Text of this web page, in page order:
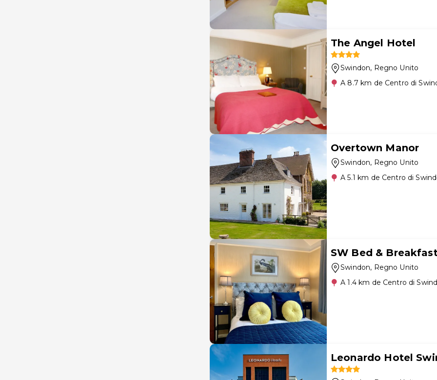
The Angel Hotel
Swindon, Regno Unito
A 8.7 km de Centro di
Overtown Manor
Swindon, Regno Unito
A 5.1 km de Centro di
SW Bed &
Swindon, Regno Unito
A 1.4 km de Centro di
Leonardo Hotel